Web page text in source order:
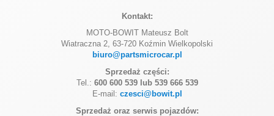
Kontakt:
MOTO-BOWIT Mateusz Bolt
Wiatraczna 2, 63-720 Koźmin Wielkopolski
biuro@partsmicrocar.pl
Sprzedaż części:
Tel.: 600 600 539 lub 539 666 539
E-mail: czesci@bowit.pl
Sprzedaż oraz serwis pojazdów: